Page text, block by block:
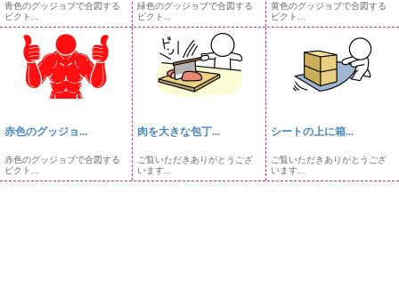
青色のグッジョブで合図する
ピクト...
緑色のグッジョブで合図する
ピクト...
黄色のグッジョブで合図する
ピクト...
赤色のグッジョ...
赤色のグッジョブで合図する
ピクト...
肉を大きな包丁...
ご覧いただきありがとうござ
います...
シートの上に箱...
ご覧いただきありがとうござ
います...